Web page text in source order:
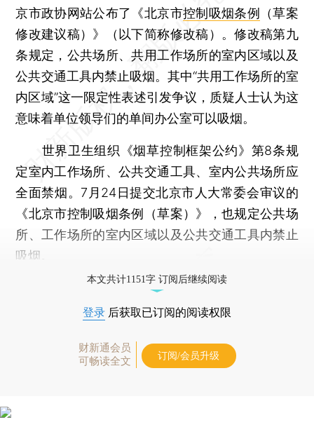
京市政协网站公布了《北京市控制吸烟条例
（草案
修改建议稿）》（以下简称修改稿）。修改稿第九
条规定，公共场所、共用工作场所的室内区域以及
公共交通工具内禁止吸烟。其中“共用工作场所的室
内区域”这一限定性表述引发争议，质疑人士认为这
意味着单位领导们的单间办公室可以吸烟。
世界卫生组织《烟草控制框架公约》第8条规
定室内工作场所、公共交通工具、室内公共场所应
全面禁烟。7月24日提交北京市人大常委会审议的
《北京市控制吸烟条例（草案）》，也规定公共场
所、工作场所的室内区域以及公共交通工具内禁止
吸烟。
本文共计1151字 订阅后继续阅读
登录 后获取已订阅的阅读权限
财新通会员
可畅读全文
订阅/会员升级